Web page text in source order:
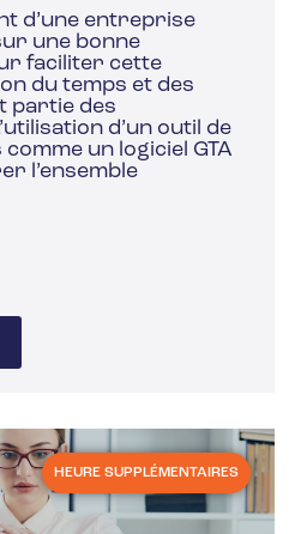
d’une entreprise
une bonne
faciliter cette
du temps et des
partie des
d’un outil de
un logiciel GTA
l’ensemble
HEURE SUPPLÉMENTAIRES